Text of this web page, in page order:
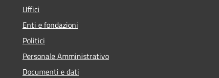
Uffici
Enti e fondazioni
Politici
Personale Amministrativo
Documenti e dati